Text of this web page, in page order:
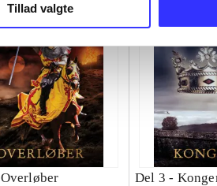
Tillad valgte
Overløber
Del 3 -